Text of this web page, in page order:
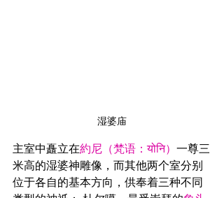
湿婆庙
主室中矗立在約尼（梵语：योनि） 一尊三
米高的湿婆神雕像，而其他两个室分别
位于各自的基本方向，供奉着三种不同